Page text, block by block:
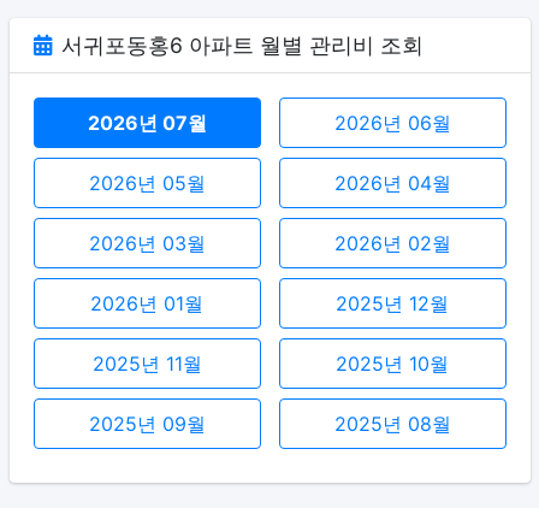
서귀포동홍6 아파트 월별 관리비 조회
2026년 07월 2026년 06월
2026년 05월 2026년 04월
2026년 03월 2026년 02월
2026년 01월 2025년 12월
2025년 11월 2025년 10월
2025년 09월 2025년 08월